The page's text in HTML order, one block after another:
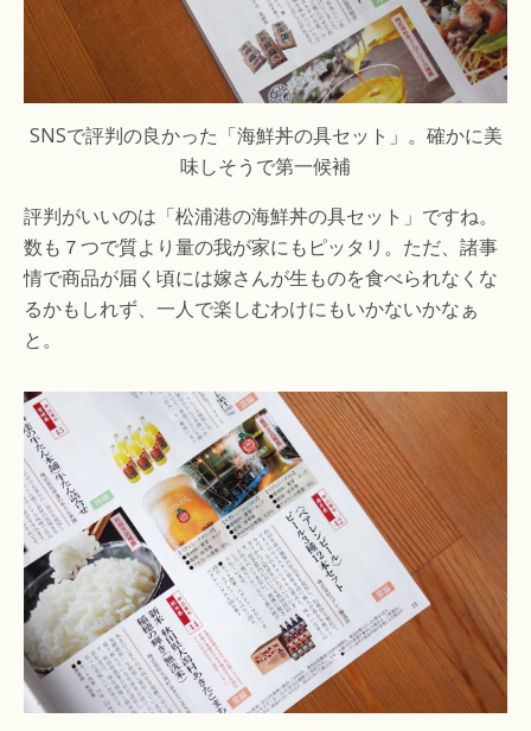
SNSで評判の良かった「海鮮丼の具セット」。確かに美
味しそうで第一候補
評判がいいのは「松浦港の海鮮丼の具セット」ですね。
数も７つで質より量の我が家にもピッタリ。ただ、諸事
情で商品が届く頃には嫁さんが生ものを食べられなくな
るかもしれず、一人で楽しむわけにもいかないかなぁ
と。